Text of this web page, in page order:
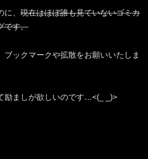
、 現在はほぼ誰も見ていないゴミカ
です。
ブックマークや拡散をお願いいたしま
励ましが欲しいのです…<(_ _)>